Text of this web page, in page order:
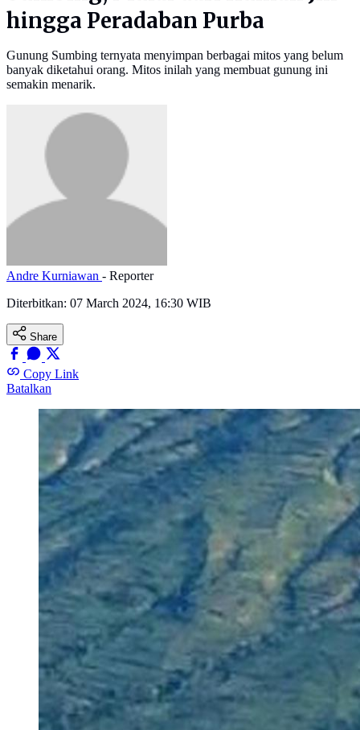
hingga Peradaban Purba
Gunung Sumbing ternyata menyimpan berbagai mitos yang belum
banyak diketahui orang. Mitos inilah yang membuat gunung ini
semakin menarik.
Andre Kurniawan - Reporter
Diterbitkan: 07 March 2024, 16:30 WIB
Share
Copy Link
Batalkan